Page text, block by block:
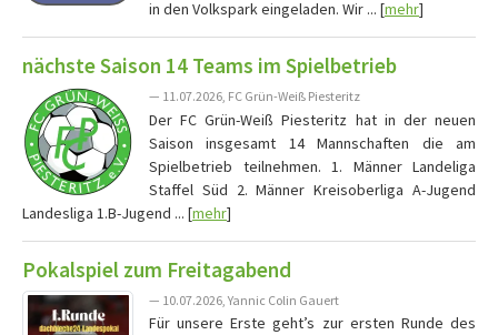
in den Volkspark eingeladen. Wir ... [mehr]
nächste Saison 14 Teams im Spielbetrieb
— 11.07.2026, FC Grün-Weiß Piesteritz
Der FC Grün-Weiß Piesteritz hat in der neuen
Saison insgesamt 14 Mannschaften die am
Spielbetrieb teilnehmen. 1. Männer Landeliga
Staffel Süd 2. Männer Kreisoberliga A-Jugend
Landesliga 1.B-Jugend ... [mehr]
Pokalspiel zum Freitagabend
— 10.07.2026, Yannic Colin Gauert
Für unsere Erste geht’s zur ersten Runde des